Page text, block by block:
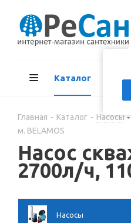
Каталог
Главная - Каталог - Насосы
м. BELAMOS
Насос
2700л/ч,
Насосы